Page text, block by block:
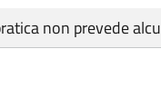
non prevede